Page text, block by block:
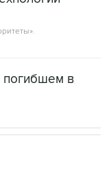
погибшем в